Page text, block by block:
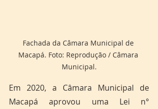
Fachada da Câmara Municipal de
Macapá. Foto: Reprodução / Câmara
Municipal.
Em 2020, a Câmara Municipal de
Macapá aprovou uma Lei n°